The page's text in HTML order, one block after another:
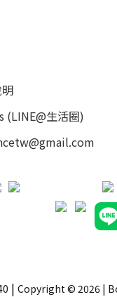
(LINE@生活圈)
| Copyright © 2026 |